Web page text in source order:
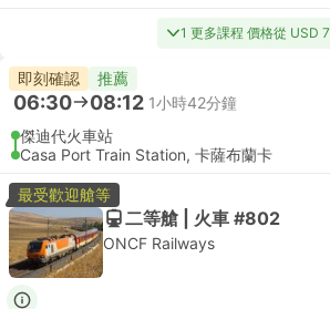
1 更多課程 價格從 USD 7
即刻確認 推薦
06:30 08:12 1小時42分鐘
傑迪代火車站
Casa Port Train Station, 卡薩布蘭卡
最受歡迎艙等
二等艙 | 火車 #802
ONCF Railways